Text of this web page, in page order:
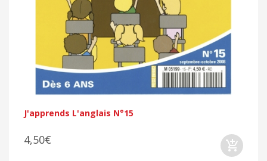
J'apprends L'anglais N°15
4,50€